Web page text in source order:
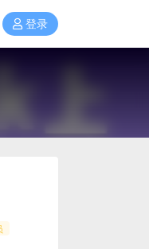
登录